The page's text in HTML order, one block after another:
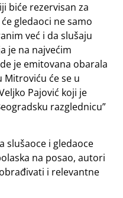
biće rezervisan za
gledaoci ne samo
već i da slušaju
je na najvećim
je emitovana obarala
Mitroviću će se u
Pajović koji je
razglednicu”
slušaoce i gledaoce
na posao, autori
i relevantne